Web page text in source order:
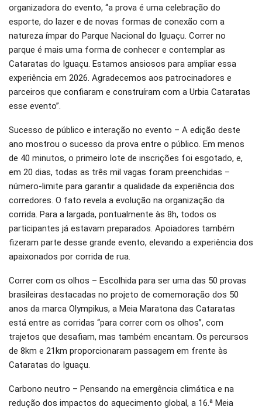
organizadora do evento, “a prova é uma celebração do
esporte, do lazer e de novas formas de conexão com a
natureza ímpar do Parque Nacional do Iguaçu. Correr no
parque é mais uma forma de conhecer e contemplar as
Cataratas do Iguaçu. Estamos ansiosos para ampliar essa
experiência em 2026. Agradecemos aos patrocinadores e
parceiros que confiaram e construíram com a Urbia Cataratas
esse evento”.
Sucesso de público e interação no evento – A edição deste
ano mostrou o sucesso da prova entre o público. Em menos
de 40 minutos, o primeiro lote de inscrições foi esgotado, e,
em 20 dias, todas as três mil vagas foram preenchidas –
número-limite para garantir a qualidade da experiência dos
corredores. O fato revela a evolução na organização da
corrida. Para a largada, pontualmente às 8h, todos os
participantes já estavam preparados. Apoiadores também
fizeram parte desse grande evento, elevando a experiência dos
apaixonados por corrida de rua.
Correr com os olhos – Escolhida para ser uma das 50 provas
brasileiras destacadas no projeto de comemoração dos 50
anos da marca Olympikus, a Meia Maratona das Cataratas
está entre as corridas “para correr com os olhos”, com
trajetos que desafiam, mas também encantam. Os percursos
de 8km e 21km proporcionaram passagem em frente às
Cataratas do Iguaçu.
Carbono neutro – Pensando na emergência climática e na
redução dos impactos do aquecimento global, a 16.ª Meia